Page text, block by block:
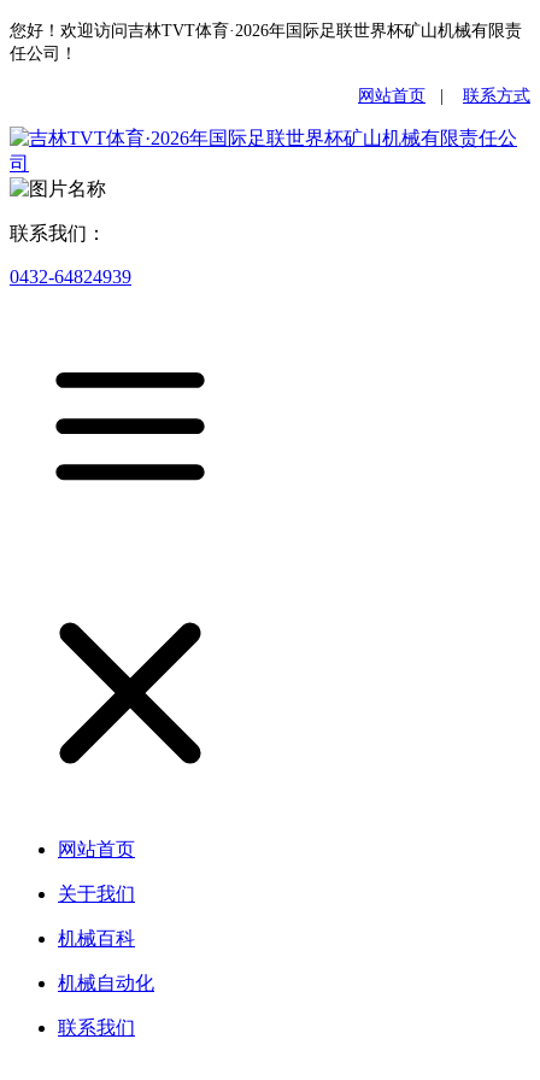
您好！欢迎访问吉林TVT体育·2026年国际足联世界杯矿山机械有限责
任公司！
网站首页 联系方式
联系我们：
0432-64824939
网站首页
关于我们
机械百科
机械自动化
联系我们